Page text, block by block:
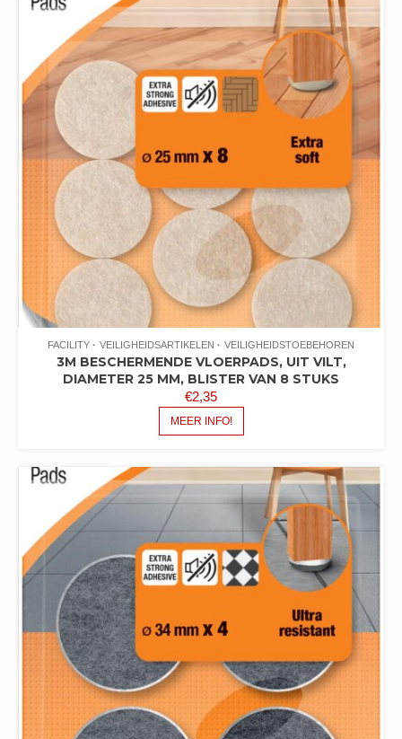
FACILITY VEILIGHEIDSARTIKELEN VEILIGHEIDSTOEBEHOREN
3M BESCHERMENDE VLOERPADS, UIT VILT,
DIAMETER 25 MM, BLISTER VAN 8 STUKS
€2,35
MEER INFO!